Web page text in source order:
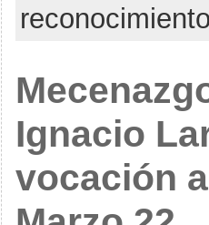
Ignacio
vocación